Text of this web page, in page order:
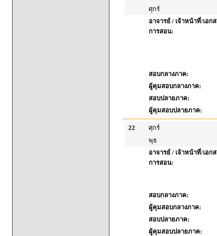
ศุกร์
อาจารย์ / เจ้าหน้าที่/เอก
การสอน:
สอบกลางภาค:
ผู้คุมสอบกลางภาค:
สอบปลายภาค:
ผู้คุมสอบปลายภาค:
22
ศุกร์
พุธ
อาจารย์ / เจ้าหน้าที่/เอก
การสอน:
สอบกลางภาค:
ผู้คุมสอบกลางภาค:
สอบปลายภาค:
ผู้คุมสอบปลายภาค: